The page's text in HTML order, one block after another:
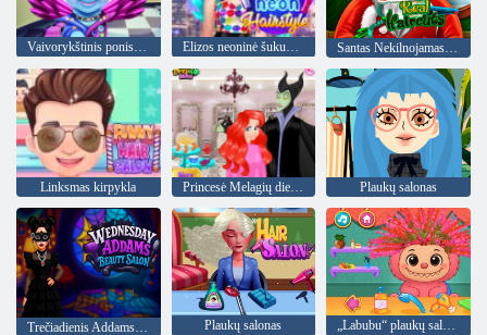
Vaivorykštinis ponis Nekilnojamasis mažesne nei rinkos verte Elizos neoninė šukuosena Santas Nekilnojamasis kirpimo
Linksmas kirpykla Princesė Melagių diena kirpykla Plaukų salonas
Plaukų salonas „Labubu“ plaukų salonas